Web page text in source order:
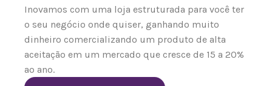
Inovamos com uma loja estruturada para você ter
o seu negócio onde quiser, ganhando muito
dinheiro comercializando um produto de alta
aceitação em um mercado que cresce de 15 a 20%
ao ano.